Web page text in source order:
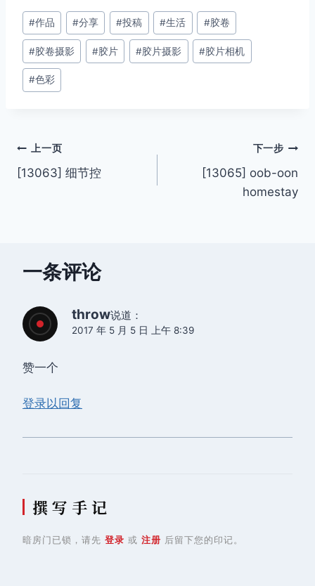
文
章
标
签：
#作品 #分享 #投稿 #生活 #胶卷
#胶卷摄影 #胶片 #胶片摄影 #胶片相机
#色彩
文
章
上一页
[13063] 细节控
下一步
[13065] oob-oon
homestay
一条评论
throw说道：
2017 年 5 月 5 日 上午 8:39
赞一个
登录以回复
撰 写 手 记
暗房门已锁，请先 登录 或 注册 后留下您的印记。